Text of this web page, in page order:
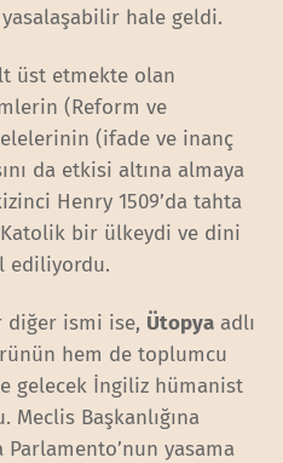
hale geldi.
üst etmekte olan
(Reform ve
(ifade ve inanç
da etkisi altına almaya
Henry 1509’da tahta
bir ülkeydi ve dini
ediliyordu.
diğer ismi ise, Ütopya adlı
hem de toplumcu
gelecek İngiliz hümanist
Meclis Başkanlığına
Parlamento’nun yasama